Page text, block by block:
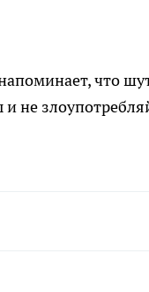
что
и не